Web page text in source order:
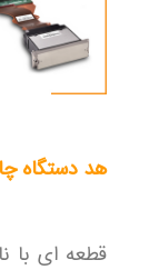
هد دستگاه
قطعه ای با